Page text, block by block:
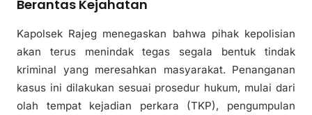
Berantas Kejahatan
Kapolsek Rajeg menegaskan bahwa pihak kepolisian
akan terus menindak tegas segala bentuk tindak
kriminal yang meresahkan masyarakat. Penanganan
kasus ini dilakukan sesuai prosedur hukum, mulai dari
olah tempat kejadian perkara (TKP), pengumpulan